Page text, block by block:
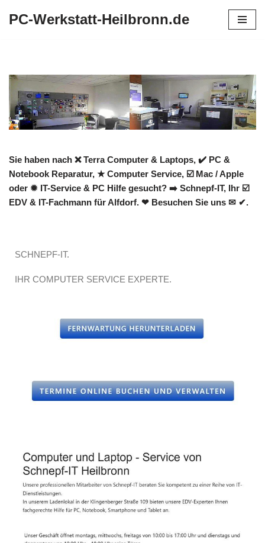
PC-Werkstatt-Heilbronn.de
Sie haben nach ❌ Terra Computer & Laptops, ✔️ PC &
Notebook Reparatur, ★ Computer Service, ☑️ Mac / Apple
oder ✹ IT-Service & PC Hilfe gesucht? ➡️ Schnepf-IT, Ihr ☑️
EDV & IT-Fachmann für Alfdorf. ❤ Besuchen Sie uns ✉ ✔.
SCHNEPF-IT.
IHR COMPUTER SERVICE EXPERTE.